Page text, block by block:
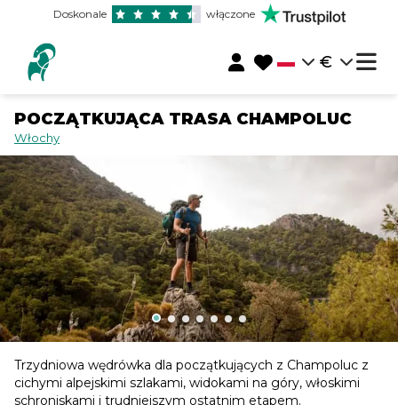
Doskonale włączone
€
POCZĄTKUJĄCA TRASA CHAMPOLUC
Włochy
Trzydniowa wędrówka dla początkujących z Champoluc z
cichymi alpejskimi szlakami, widokami na góry, włoskimi
schroniskami i trudniejszym ostatnim etapem.